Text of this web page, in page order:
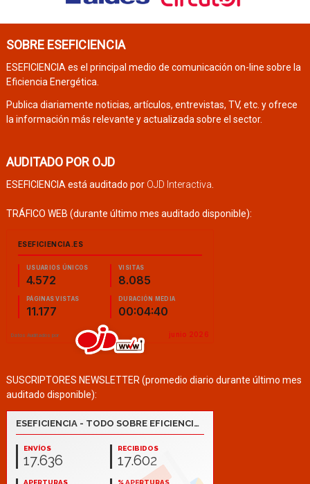
SOBRE ESEFICIENCIA
ESEFICIENCIA es el principal medio de comunicación on-line sobre la
Eficiencia Energética.
Publica diariamente noticias, artículos, entrevistas, TV, etc. y ofrece
la información más relevante y actualizada sobre el sector.
AUDITADO POR OJD
ESEFICIENCIA está auditado por OJD Interactiva
TRÁFICO WEB (durante último mes auditado disponible):
SUSCRIPTORES NEWSLETTER (promedio diario durante último mes
auditado disponible):